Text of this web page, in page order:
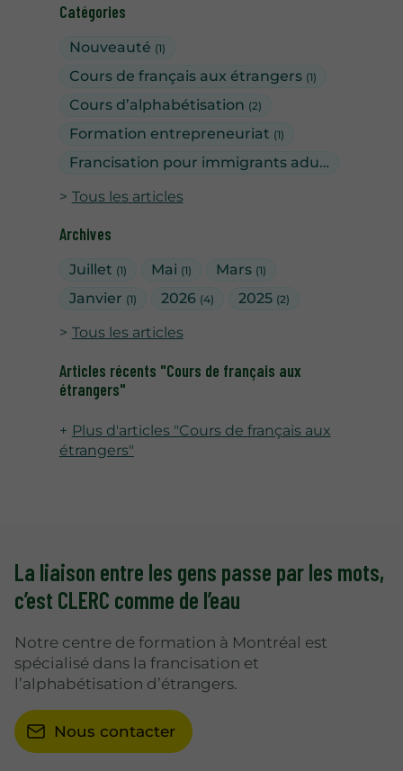
Catégories
Nouveauté (1)
Cours de français aux étrangers (1)
Cours d’alphabétisation (2)
Formation entrepreneuriat (1)
Francisation pour immigrants adultes
Tous les articles
Archives
Juillet (1) Mai (1) Mars (1)
Janvier (1) 2026 (4) 2025 (2)
Tous les articles
Articles récents "Cours de français aux
étrangers"
Plus d'articles "Cours de français aux
étrangers"
La liaison entre les gens passe par les mots,
c’est CLERC comme de l’eau
Notre centre de formation à Montréal est
spécialisé dans la francisation et
l’alphabétisation d’étrangers.
Nous contacter